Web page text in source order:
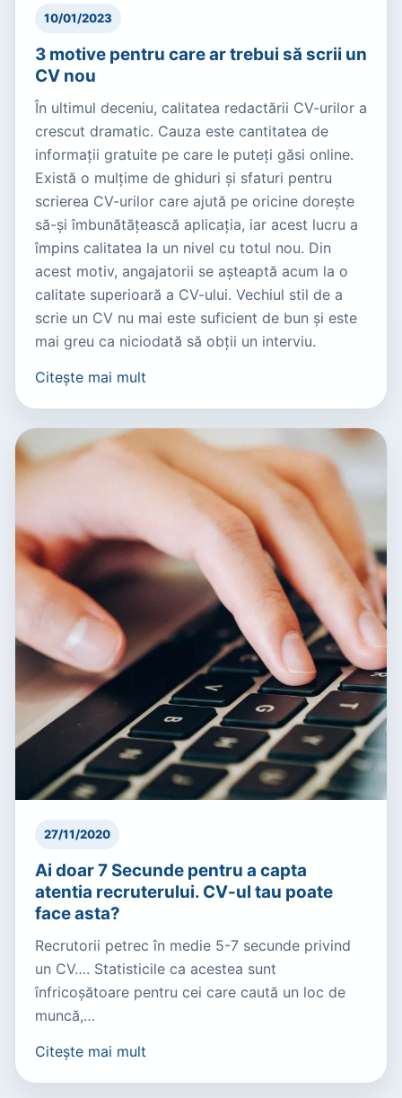
10/01/2023
3 motive pentru care ar trebui să scrii un
CV nou
În ultimul deceniu, calitatea redactării CV-urilor a
crescut dramatic. Cauza este cantitatea de
informații gratuite pe care le puteți găsi online.
Există o mulțime de ghiduri și sfaturi pentru
scrierea CV-urilor care ajută pe oricine dorește
să-și îmbunătățească aplicația, iar acest lucru a
împins calitatea la un nivel cu totul nou. Din
acest motiv, angajatorii se așteaptă acum la o
calitate superioară a CV-ului. Vechiul stil de a
scrie un CV nu mai este suficient de bun și este
mai greu ca niciodată să obții un interviu.
Citește mai mult
27/11/2020
Ai doar 7 Secunde pentru a capta
atentia recruterului. CV-ul tau poate
face asta?
Recrutorii petrec în medie 5-7 secunde privind
un CV…. Statisticile ca acestea sunt
înfricoșătoare pentru cei care caută un loc de
muncă,…
Citește mai mult